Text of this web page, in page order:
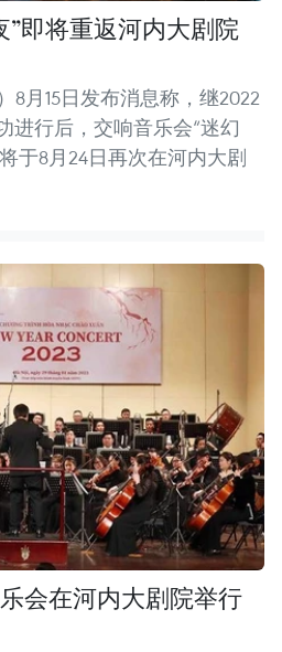
”即将重返河内大剧院
8月15日发布消息称，继2022
进行后，交响音乐会“迷幻
于8月24日再次在河内大剧
会在河内大剧院举行